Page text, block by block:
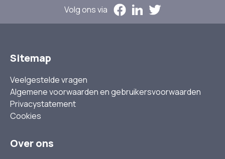
Volg ons via
Sitemap
Veelgestelde vragen
Algemene voorwaarden en gebruikersvoorwaarden
Privacystatement
Cookies
Over ons